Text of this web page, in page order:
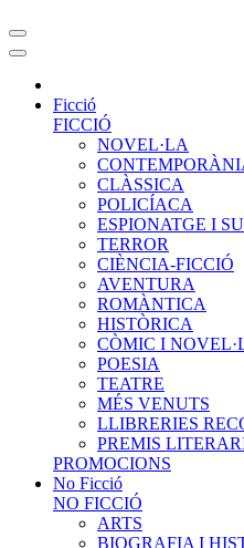
Ficció
FICCIÓ
NOVEL·LA
CLÀSSICA
POLICÍACA
ESPIONATGE I
TERROR
CIÈNCIA-FICCIÓ
AVENTURA
ROMÀNTICA
HISTÒRICA
CÒMIC I
POESIA
TEATRE
MÉS VENUTS
LLIBRERIES
PREMIS
PROMOCIONS
No Ficció
NO FICCIÓ
ARTS
BIOGRAFIA I